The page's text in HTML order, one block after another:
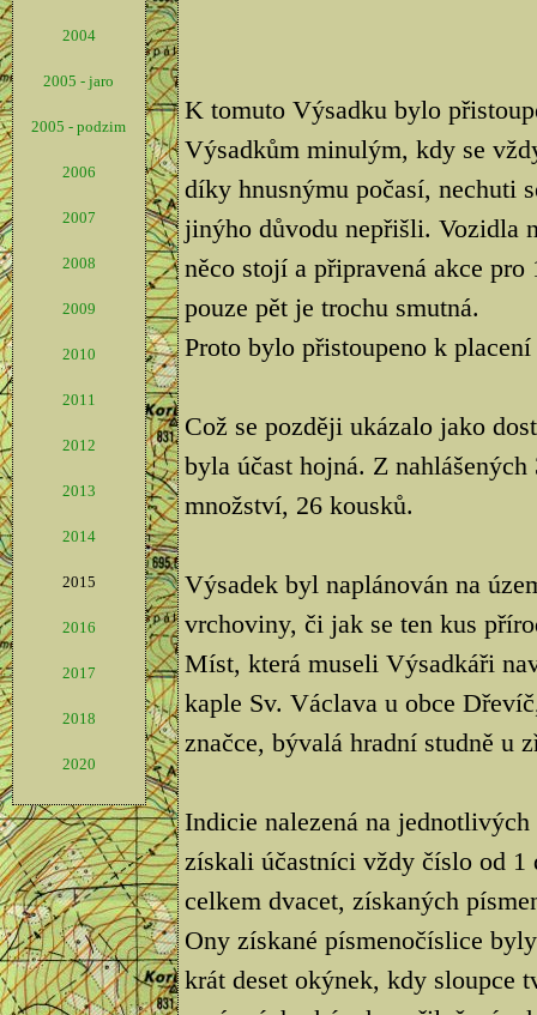
2004
2005 - jaro
2005 - podzim
2006
2007
2008
2009
2010
2011
2012
2013
2014
2015
2016
2017
2018
2020
K tomuto Výsadku bylo
Výsadkům minulým, kdy se
díky hnusnýmu počasí, nechuti
jinýho důvodu nepřišli. Vozidla
něco stojí a připravená akce
pouze pět je trochu smutná.
Proto bylo přistoupeno k
Což se později ukázalo jako
byla účast hojná. Z
množství, 26 kousků.
Výsadek byl naplánován na
vrchoviny, či jak se ten kus
Míst, která museli Výsadkáři
kaple Sv. Václava u obce
značce, bývalá hradní studně u
Indicie nalezená na
získali účastníci vždy číslo od 1
celkem dvacet, získaných
Ony získané písmenočíslice
krát deset okýnek, kdy sloupce